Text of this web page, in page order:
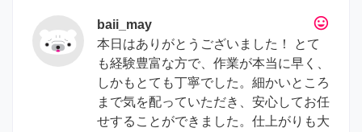
tag_faces
baii_may
本日はありがとうございました！ とて
も経験豊富な方で、作業が本当に早く、
しかもとても丁寧でした。細かいところ
まで気を配っていただき、安心してお任
せすることができました。仕上がりも大